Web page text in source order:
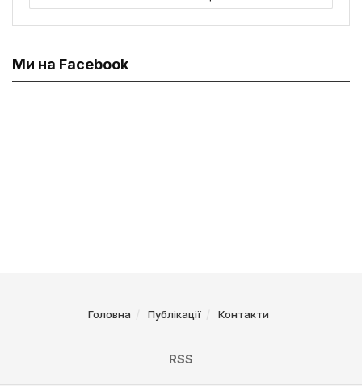
Ми на Facebook
Головна Публікації Контакти
RSS